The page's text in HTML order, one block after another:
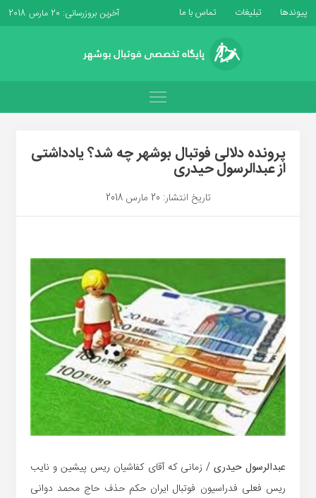
پیوندها تبلیغات تماس با ما آخرین بروزرسانی: 20 مارس 2018
پرونده دلالی فوتبال بوشهر چه شد؟ یادداشتی
از عبدالرسول حیدری
تاریخ انتشار: 20 مارس 2018
عبدالرسول حیدری / زمانی که آقای کفاشیان ریس پیشین و نایب
ریس فعلی فدراسیون فوتبال ایران حکم حذف حاج محمد دوانی